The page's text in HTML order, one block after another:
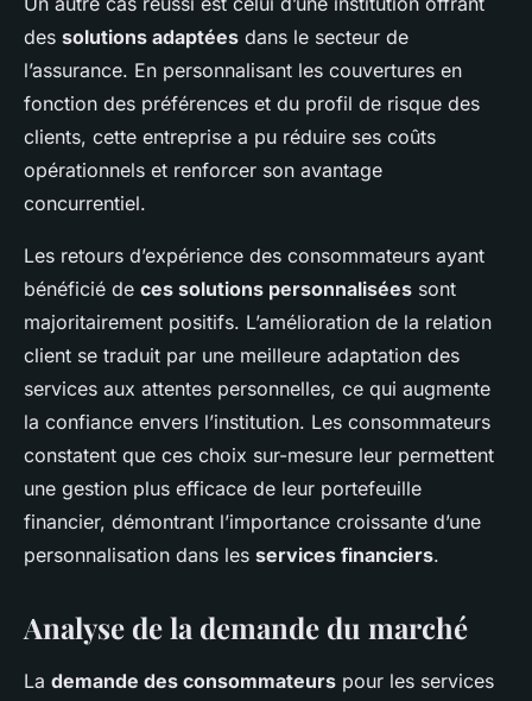
des solutions adaptées dans le secteur de
l’assurance. En personnalisant les couvertures en
fonction des préférences et du profil de risque des
clients, cette entreprise a pu réduire ses coûts
opérationnels et renforcer son avantage
concurrentiel.
Les retours d’expérience des consommateurs ayant
bénéficié de ces solutions personnalisées sont
majoritairement positifs. L’amélioration de la relation
client se traduit par une meilleure adaptation des
services aux attentes personnelles, ce qui augmente
la confiance envers l’institution. Les consommateurs
constatent que ces choix sur-mesure leur permettent
une gestion plus efficace de leur portefeuille
financier, démontrant l’importance croissante d’une
personnalisation dans les services financiers.
Analyse de la demande du marché
La demande des consommateurs pour les services